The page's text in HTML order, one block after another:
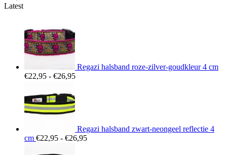
Latest
Regazi halsband roze-zilver-goudkleur 4 cm
€22,95 - €26,95Prijsklasse:
Regazi halsband zwart-neongeel reflectie 4
cm €22,95 - €26,95Prijsklasse: